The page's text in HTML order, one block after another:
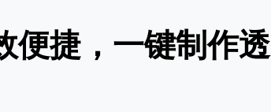
便捷，一键制作透